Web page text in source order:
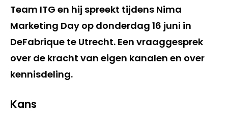
Team ITG en hij spreekt tijdens Nima
Marketing Day op donderdag 16 juni in
DeFabrique te Utrecht. Een vraaggesprek
over de kracht van eigen kanalen en over
kennisdeling.
Kans